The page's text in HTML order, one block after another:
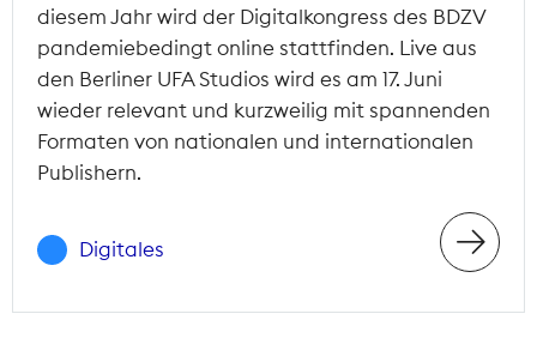
diesem Jahr wird der Digitalkongress des BDZV
pandemiebedingt online stattfinden. Live aus
den Berliner UFA Studios wird es am 17. Juni
wieder relevant und kurzweilig mit spannenden
Formaten von nationalen und internationalen
Publishern.
Digitales